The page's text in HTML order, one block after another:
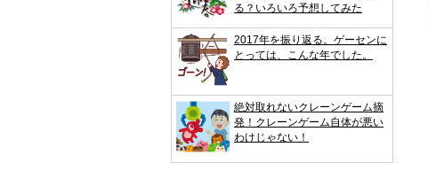
る？いろいろ予想してみた
2017年を振り返る。ゲーセンに
とっては、こんな年でした。
絶対取れないクレーンゲーム摘
発！クレーンゲーム自体が悪い
わけじゃない！